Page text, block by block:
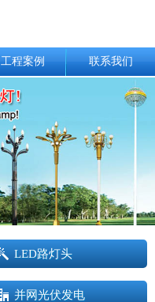
工程案例 联系我们
LED路灯头
并网光伏发电